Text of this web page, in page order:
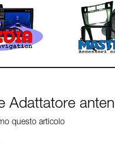
Adattatore
questo articolo